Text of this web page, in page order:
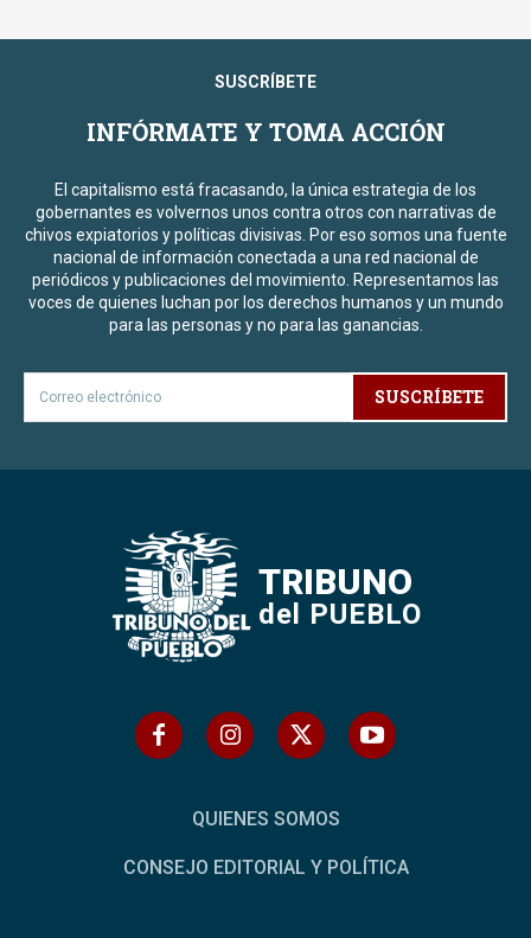
SUSCRÍBETE
INFÓRMATE Y TOMA ACCIÓN
El capitalismo está fracasando, la única estrategia de los
gobernantes es volvernos unos contra otros con narrativas de
chivos expiatorios y políticas divisivas. Por eso somos una fuente
nacional de información conectada a una red nacional de
periódicos y publicaciones del movimiento. Representamos las
voces de quienes luchan por los derechos humanos y un mundo
para las personas y no para las ganancias.
SUSCRÍBETE
TRIBUNO
del PUEBLO
QUIENES SOMOS
CONSEJO EDITORIAL Y POLÍTICA